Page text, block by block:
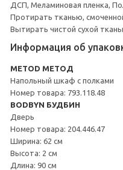
ДСП, Меламиновая пленка,
Протирать тканью,
Вытирать чистой сухой
Информация об
METOD МЕТОД
Напольный шкаф с полками
Номер товара: 793.118.48
BODBYN БУДБИН
Дверь
Номер товара: 204.446.47
Ширина: 62 см
Высота: 2 см
Длина: 90 см